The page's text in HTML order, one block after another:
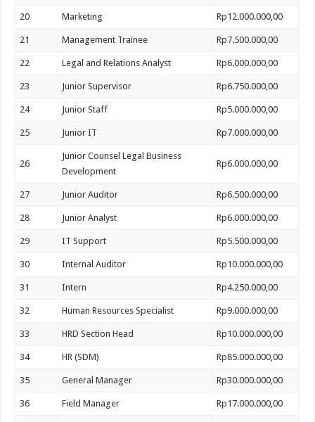
20 Marketing Rp12.000.000,00
21 Management Trainee Rp7.500.000,00
22 Legal and Relations Analyst Rp6.000.000,00
23 Junior Supervisor Rp6.750.000,00
24 Junior Staff Rp5.000.000,00
25 Junior IT Rp7.000.000,00
26
Junior Counsel Legal Business
Development
Rp6.000.000,00
27 Junior Auditor Rp6.500.000,00
28 Junior Analyst Rp6.000.000,00
29 IT Support Rp5.500.000,00
30 Internal Auditor Rp10.000.000,00
31 Intern Rp4.250.000,00
32 Human Resources Specialist Rp9.000.000,00
33 HRD Section Head Rp10.000.000,00
34 HR (SDM) Rp85.000.000,00
35 General Manager Rp30.000.000,00
36 Field Manager Rp17.000.000,00